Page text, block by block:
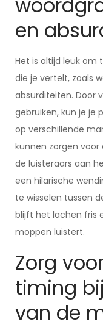
en
Het is altijd leuk om
die je vertelt, zoals
absurditeiten. Door
gebruiken, kun je je
op verschillende
kunnen zorgen voor
de luisteraars aan
een hilarische
te wisselen tussen
blijft het lachen fris
moppen luistert.
Zorg
timing
van de